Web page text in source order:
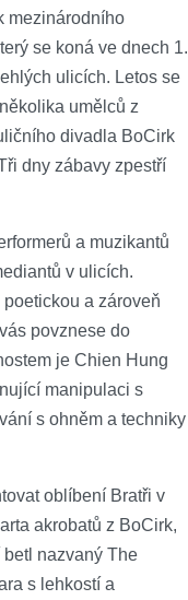
mezinárodního
se koná ve dnech 1.
ulicích. Letos se
umělců z
divadla BoCirk
dny zábavy zpestří
a muzikantů
v ulicích.
a zároveň
povznese do
je Chien Hung
manipulaci s
s ohněm a techniky
oblíbení Bratři v
akrobatů z BoCirk,
nazvaný The
s lehkostí a